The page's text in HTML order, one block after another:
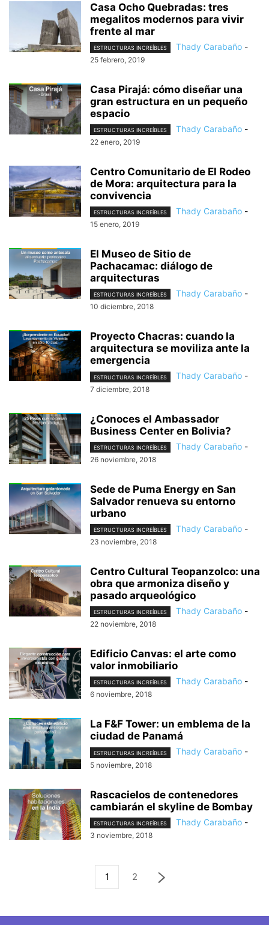
Casa Ocho Quebradas: tres
megalitos modernos para vivir
frente al mar
ESTRUCTURAS INCREÍBLES Thady Carabaño -
25 febrero, 2019
Casa Pirajá: cómo diseñar una
gran estructura en un pequeño
espacio
ESTRUCTURAS INCREÍBLES Thady Carabaño -
22 enero, 2019
Centro Comunitario de El Rodeo
de Mora: arquitectura para la
convivencia
ESTRUCTURAS INCREÍBLES Thady Carabaño -
15 enero, 2019
El Museo de Sitio de
Pachacamac: diálogo de
arquitecturas
ESTRUCTURAS INCREÍBLES Thady Carabaño -
10 diciembre, 2018
Proyecto Chacras: cuando la
arquitectura se moviliza ante la
emergencia
ESTRUCTURAS INCREÍBLES Thady Carabaño -
7 diciembre, 2018
¿Conoces el Ambassador
Business Center en Bolivia?
ESTRUCTURAS INCREÍBLES Thady Carabaño -
26 noviembre, 2018
Sede de Puma Energy en San
Salvador renueva su entorno
urbano
ESTRUCTURAS INCREÍBLES Thady Carabaño -
23 noviembre, 2018
Centro Cultural Teopanzolco: una
obra que armoniza diseño y
pasado arqueológico
ESTRUCTURAS INCREÍBLES Thady Carabaño -
22 noviembre, 2018
Edificio Canvas: el arte como
valor inmobiliario
ESTRUCTURAS INCREÍBLES Thady Carabaño -
6 noviembre, 2018
La F&F Tower: un emblema de la
ciudad de Panamá
ESTRUCTURAS INCREÍBLES Thady Carabaño -
5 noviembre, 2018
Rascacielos de contenedores
cambiarán el skyline de Bombay
ESTRUCTURAS INCREÍBLES Thady Carabaño -
3 noviembre, 2018
1 2